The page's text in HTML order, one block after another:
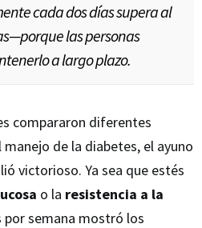
cada dos días supera al
las personas
a largo plazo.
compararon diferentes
de la diabetes, el ayuno
victorioso. Ya sea que estés
o la resistencia a la
por semana mostró los